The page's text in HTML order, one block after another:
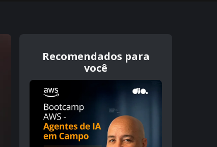
Recomendados para
você